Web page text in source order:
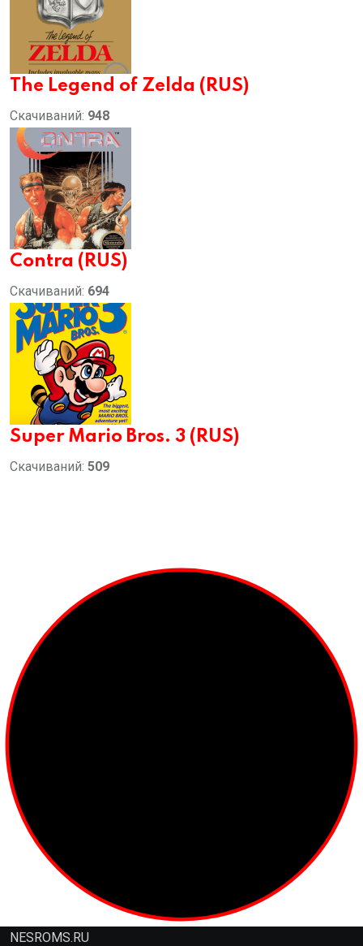
The Legend of Zelda (RUS)
Скачиваний: 948
Contra (RUS)
Скачиваний: 694
Super Mario Bros. 3 (RUS)
Скачиваний: 509
NESROMS.RU